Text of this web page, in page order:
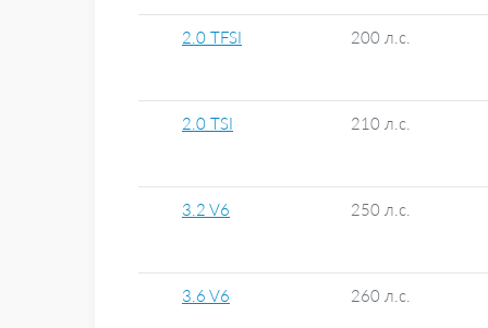
2.0 TFSI 200 л.с.
2.0 TSI 210 л.с.
3.2 V6 250 л.с.
3.6 V6 260 л.с.